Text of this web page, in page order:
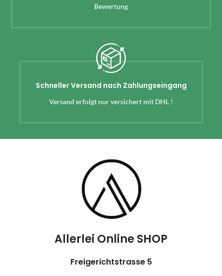
Bewertung
Schneller Versand nach Zahlungseingang
Versand erfolgt nur versichert mit DHL !
Allerlei Online SHOP
Freigerichtstrasse 5